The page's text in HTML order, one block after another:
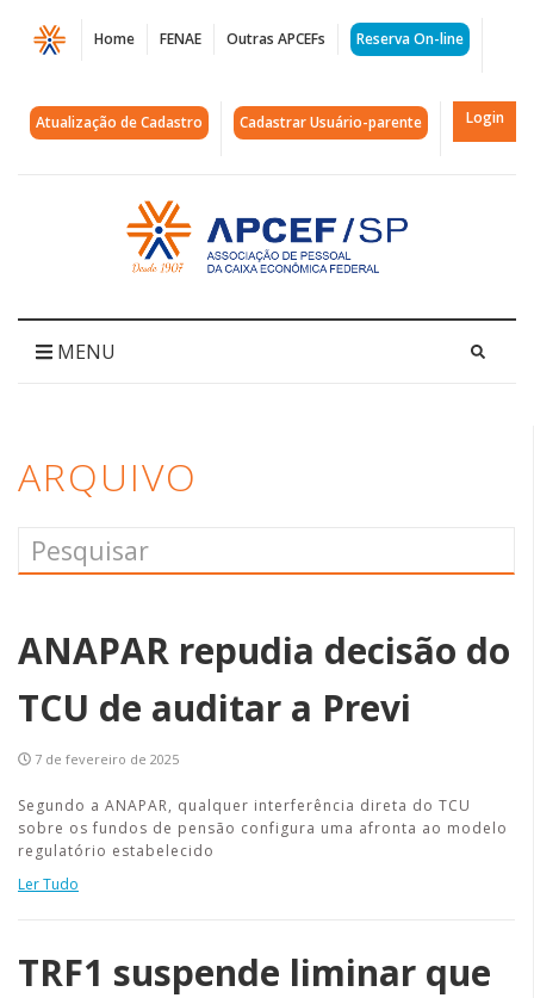
Página
Arquivos
previ
APCEF/SP
Home FENAE Outras APCEFs Reserva On-line
Atualização de Cadastro Cadastrar Usuário-parente Login
Acessar
página
inicial
MENU
ARQUIVO
ANAPAR repudia decisão do
TCU de auditar a Previ
7 de fevereiro de 2025
Segundo a ANAPAR, qualquer interferência direta do TCU
sobre os fundos de pensão configura uma afronta ao modelo
regulatório estabelecido
Ler Tudo
TRF1 suspende liminar que